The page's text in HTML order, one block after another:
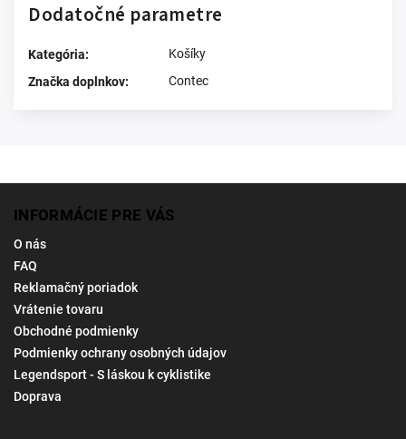
Dodatočné parametre
Kategória:
Košíky
Značka doplnkov: Contec
INFORMÁCIE PRE VÁS
O nás
FAQ
Reklamačný poriadok
Vrátenie tovaru
Obchodné podmienky
Podmienky ochrany osobných údajov
Legendsport - S láskou k cyklistike
Doprava